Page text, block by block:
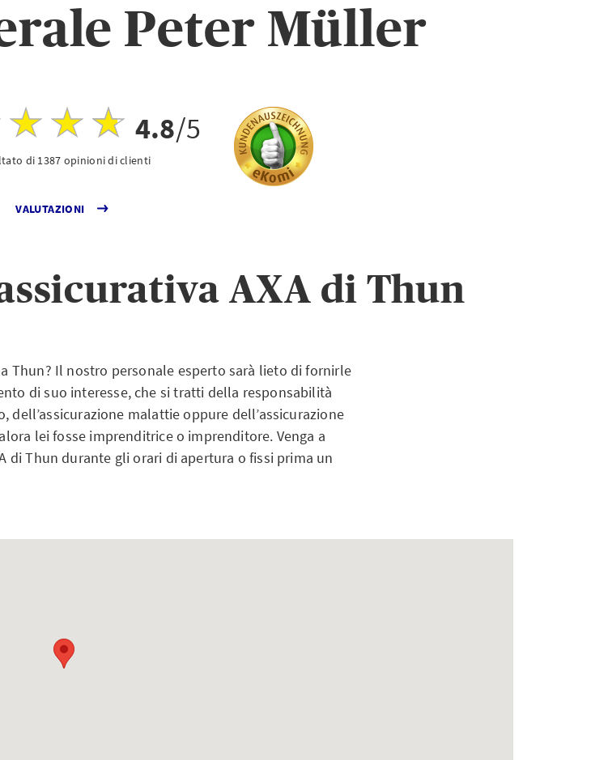
Peter Müller
4.8/5
di 1387 opinioni di clienti
VALUTAZIONI
AXA di Thun
Thun? Il nostro personale esperto sarà lieto di fornirle
di suo interesse, che si tratti della responsabilità
dell’assicurazione malattie oppure dell’assicurazione
lei fosse imprenditrice o imprenditore. Venga a
di Thun durante gli orari di apertura o fissi prima un